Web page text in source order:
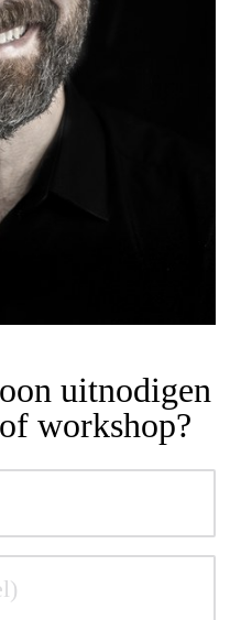
uitnodigen
workshop?